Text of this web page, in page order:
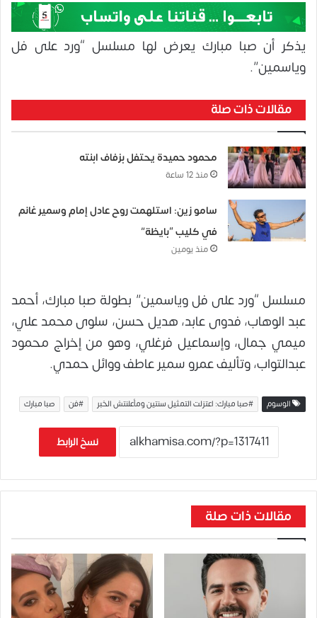
يذكر أن صبا مبارك يعرض لها مسلسل “ورد على فل
وياسمين”.
مقالات ذات صلة
محمود حميدة يحتفل بزفاف ابنته
منذ 12 ساعة
سامو زين: استلهمت روح عادل إمام وسمير غانم
في كليب “بايظة”
منذ يومين
مسلسل “ورد على فل وياسمين” بطولة صبا مبارك، أحمد
عبد الوهاب، فدوى عابد، هديل حسن، سلوى محمد علي،
ميمي جمال، وإسماعيل فرغلي، وهو من إخراج محمود
عبدالتواب، وتأليف عمرو سمير عاطف ووائل حمدي.
الوسوم #صبا مبارك: اعتزلت التمثيل سنتين ومأعلنتش الخبر #فن صبا مبارك
نسخ الرابط
مقالات ذات صلة